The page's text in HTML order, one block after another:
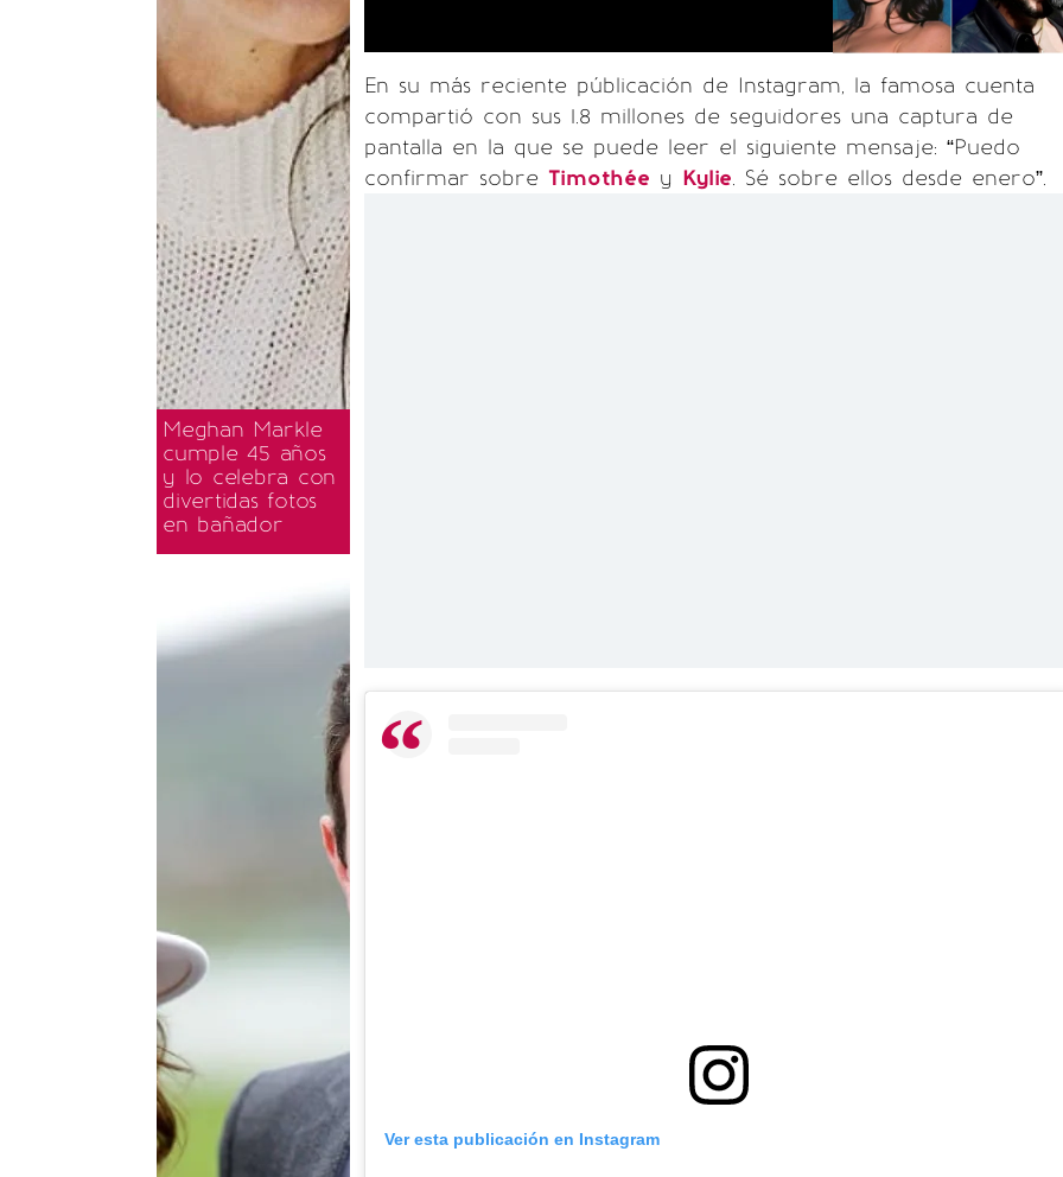
Meghan Markle
cumple 45 años
y lo celebra con
divertidas fotos
en bañador
En su más reciente públicación de Instagram, la famosa cuenta
compartió con sus 1.8 millones de seguidores una captura de
pantalla en la que se puede leer el siguiente mensaje: “Puedo
confirmar sobre Timothée y Kylie. Sé sobre ellos desde enero”.
Ver esta publicación en Instagram